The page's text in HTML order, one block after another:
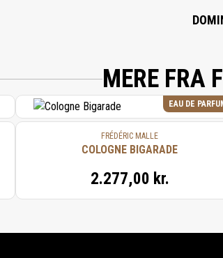
MERE FRA
EAU DE
FRÉDÉRIC MALLE
COLOGNE BIGARADE
2.277,00 kr.